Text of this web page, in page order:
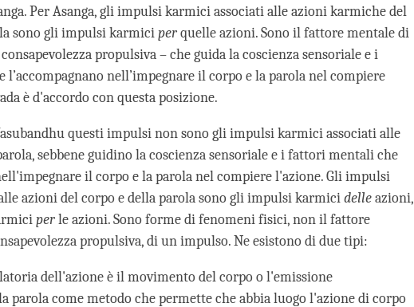
Per Asanga, gli impulsi karmici associati alle azioni karmiche del
sono gli impulsi karmiciperquelle azioni. Sono il fattore mentale di
propulsiva – che guida la coscienza sensoriale e i
nell’impegnare il corpo e la parola nel compiere
è d'accordo con questa posizione.
questi impulsi non sono gli impulsi karmici associati alle
sebbene guidino la coscienza sensoriale e i fattori mentali che
il corpo e la parola nel compiere l'azione. Gli impulsi
azioni del corpo e della parola sono gli impulsi karmicidelleazioni,
perle azioni. Sono forme di fenomeni fisici, non il fattore
propulsiva, di un impulso. Ne esistono di due tipi:
dell'azione è il movimento del corpo o l'emissione
parola come metodo che permette che abbia luogo l'azione di corpo